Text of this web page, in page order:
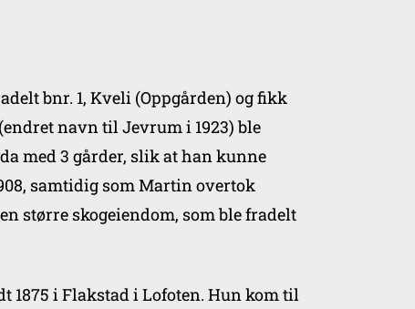
bnr. 1, Kveli (Oppgården) og fikk
navn til Jevrum i 1923) ble
med 3 gårder, slik at han kunne
samtidig som Martin overtok
større skogeiendom, som ble fradelt
1875 i Flakstad i Lofoten. Hun kom til